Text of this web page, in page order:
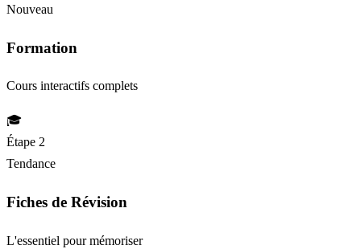
Nouveau
Formation
Cours interactifs complets
🎓
Étape 2
Tendance
Fiches de Révision
L'essentiel pour mémoriser